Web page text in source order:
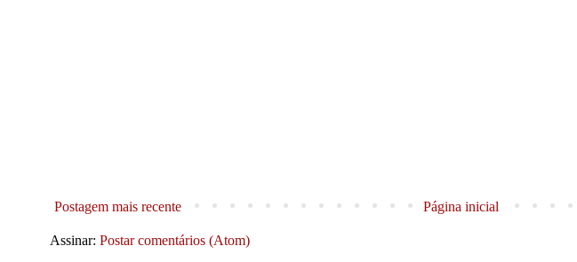
Postagem mais recente Página inicial
Assinar: Postar comentários (Atom)